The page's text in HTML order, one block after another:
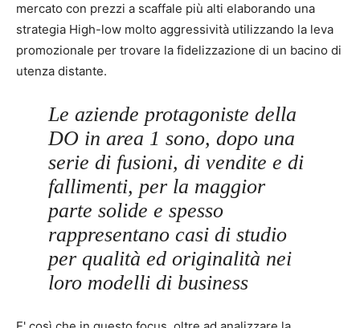
mercato con prezzi a scaffale più alti elaborando una
strategia High-low molto aggressività utilizzando la leva
promozionale per trovare la fidelizzazione di un bacino di
utenza distante.
Le aziende protagoniste della
DO in area 1 sono, dopo una
serie di fusioni, di vendite e di
fallimenti, per la maggior
parte solide e spesso
rappresentano casi di studio
per qualità ed originalità nei
loro modelli di business